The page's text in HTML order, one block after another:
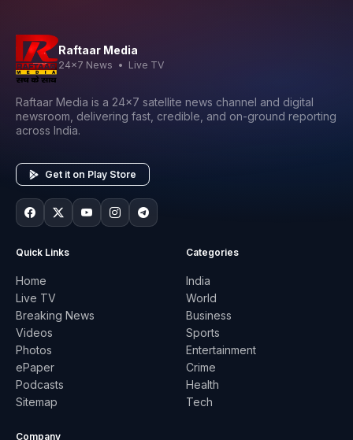
Raftaar Media
24x7 News • Live TV
Raftaar Media is a 24x7 satellite news channel and digital
newsroom, delivering fast, credible, and on-ground reporting
across India.
Get it on Play Store
Quick Links
Home
Live TV
Breaking News
Videos
Photos
ePaper
Podcasts
Sitemap
Categories
India
World
Business
Sports
Entertainment
Crime
Health
Tech
Company